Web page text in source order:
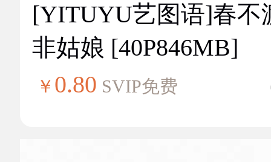
[YITUYU艺图语]春不
非姑娘 [40P846MB]
￥ 0.80 SVIP免费